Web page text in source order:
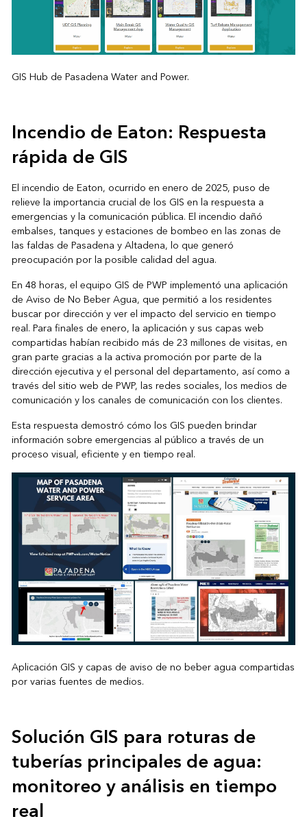
GIS Hub de Pasadena Water and Power.
Incendio de Eaton: Respuesta
rápida de GIS
El incendio de Eaton, ocurrido en enero de 2025, puso de
relieve la importancia crucial de los GIS en la respuesta a
emergencias y la comunicación pública. El incendio dañó
embalses, tanques y estaciones de bombeo en las zonas de
las faldas de Pasadena y Altadena, lo que generó
preocupación por la posible calidad del agua.
En 48 horas, el equipo GIS de PWP implementó una aplicación
de Aviso de No Beber Agua, que permitió a los residentes
buscar por dirección y ver el impacto del servicio en tiempo
real. Para finales de enero, la aplicación y sus capas web
compartidas habían recibido más de 23 millones de visitas, en
gran parte gracias a la activa promoción por parte de la
dirección ejecutiva y el personal del departamento, así como a
través del sitio web de PWP, las redes sociales, los medios de
comunicación y los canales de comunicación con los clientes.
Esta respuesta demostró cómo los GIS pueden brindar
información sobre emergencias al público a través de un
proceso visual, eficiente y en tiempo real.
Aplicación GIS y capas de aviso de no beber agua compartidas
por varias fuentes de medios.
Solución GIS para roturas de
tuberías principales de agua:
monitoreo y análisis en tiempo
real